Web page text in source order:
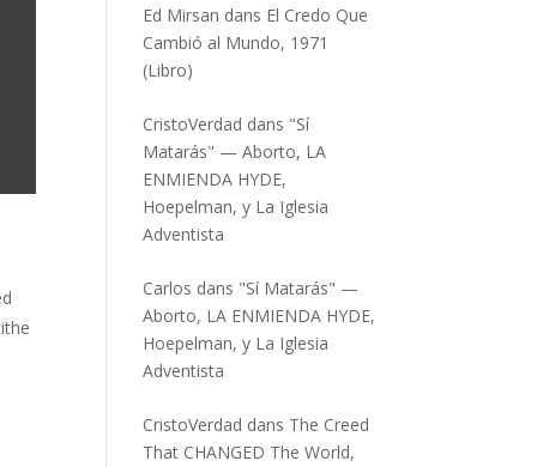
Ed Mirsan dans El Credo Que
Cambió al Mundo, 1971
(Libro)
CristoVerdad dans "Sí
Matarás" — Aborto, LA
ENMIENDA HYDE,
Hoepelman, y La Iglesia
Adventista
Carlos dans "Sí Matarás" —
Aborto, LA ENMIENDA HYDE,
Hoepelman, y La Iglesia
Adventista
CristoVerdad dans The Creed
That CHANGED The World,